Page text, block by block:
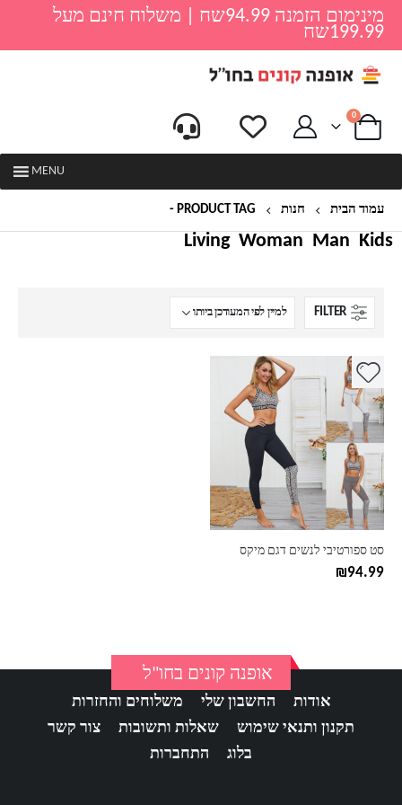
מינימום הזמנה 94.99שח | משלוח חינם מעל
199.99שח
0
MENU
עמוד הבית חנות PRODUCT TAG -
Kids
Man
Woman
Living
FILTER
סט ספורטיבי לנשים דגם מיקס
₪94.99
למוצר
יש
מספר
סוגים.
ניתן
לבחור
את
האפשרויות
אופנה קונים בחו"ל
אודות החשבון שלי
משלוחים והחזרות
תקנון ותנאי שימוש
שאלות ותשובות
צור קשר
בלוג
התחברות